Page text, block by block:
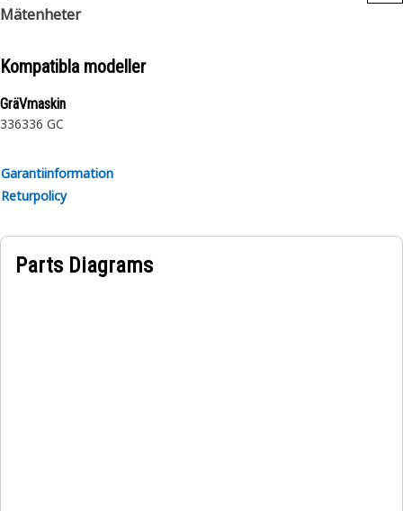
Mätenheter
Kompatibla modeller
GräVmaskin
336336 GC
Garantiinformation
Returpolicy
Parts Diagrams